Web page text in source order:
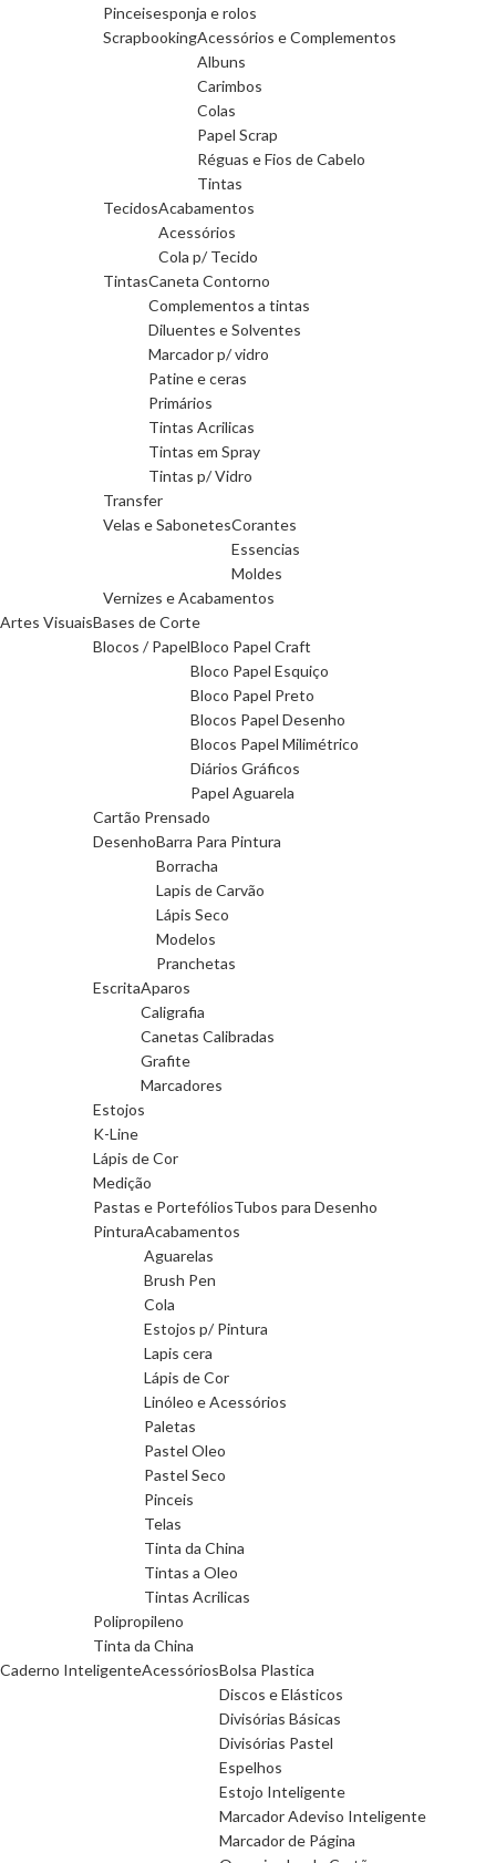
Pinceisesponja e rolos
ScrapbookingAcessórios e Complementos
Albuns
Carimbos
Colas
Papel Scrap
Réguas e Fios de Cabelo
Tintas
TecidosAcabamentos
Acessórios
Cola p/ Tecido
TintasCaneta Contorno
Complementos a tintas
Diluentes e Solventes
Marcador p/ vidro
Patine e ceras
Primários
Tintas Acrilicas
Tintas em Spray
Tintas p/ Vidro
Transfer
Velas e SabonetesCorantes
Essencias
Moldes
Vernizes e Acabamentos
Artes VisuaisBases de Corte
Blocos / PapelBloco Papel Craft
Bloco Papel Esquiço
Bloco Papel Preto
Blocos Papel Desenho
Blocos Papel Milimétrico
Diários Gráficos
Papel Aguarela
Cartão Prensado
DesenhoBarra Para Pintura
Borracha
Lapis de Carvão
Lápis Seco
Modelos
Pranchetas
EscritaAparos
Caligrafia
Canetas Calibradas
Grafite
Marcadores
Estojos
K-Line
Lápis de Cor
Medição
Pastas e PortefóliosTubos para Desenho
PinturaAcabamentos
Aguarelas
Brush Pen
Cola
Estojos p/ Pintura
Lapis cera
Lápis de Cor
Linóleo e Acessórios
Paletas
Pastel Oleo
Pastel Seco
Pinceis
Telas
Tinta da China
Tintas a Oleo
Tintas Acrilicas
Polipropileno
Tinta da China
Caderno InteligenteAcessóriosBolsa Plastica
Discos e Elásticos
Divisórias Básicas
Divisórias Pastel
Espelhos
Estojo Inteligente
Marcador Adeviso Inteligente
Marcador de Página